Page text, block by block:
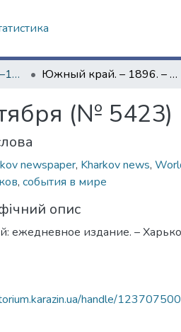
"Южный край" (1880–1919 гг.) Южный край. – 1896. – 19 октября (№ 5423)
(№ 5423)
newspaper, Kharkov news,
, события в мире
опис
ежедневное издание. –
handle/